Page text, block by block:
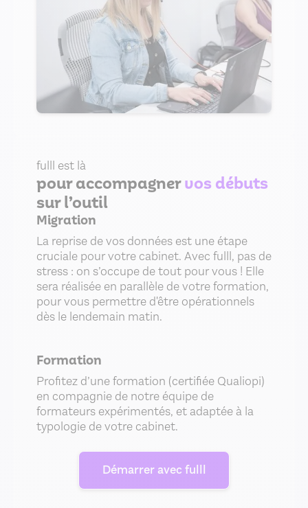
fulll est là
pour accompagnervos débuts
sur l’outil
Migration
La reprise de vos données est une étape
cruciale pour votre cabinet. Avec fulll, pas de
stress : on s’occupe de tout pour vous ! Elle
sera réalisée en parallèle de votre formation,
pour vous permettre d'être opérationnels
dès le lendemain matin.
Formation
Profitez d’une formation (certifiée Qualiopi)
en compagnie de notre équipe de
formateurs expérimentés, et adaptée à la
typologie de votre cabinet.
Démarrer avec fulll